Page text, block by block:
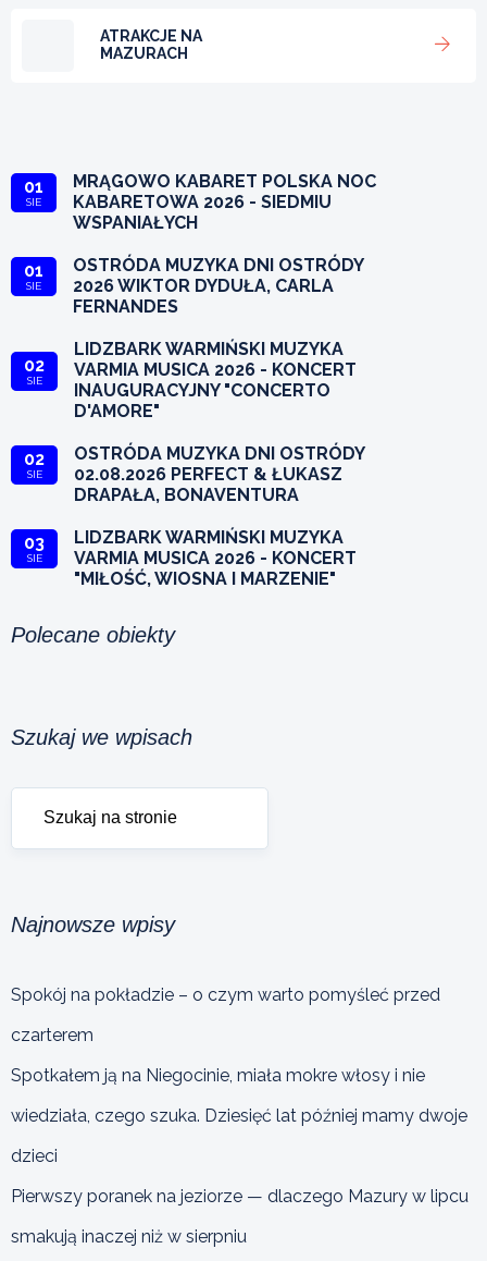
ATRAKCJE NA
MAZURACH
01
SIE
MRĄGOWO KABARET POLSKA NOC
KABARETOWA 2026 - SIEDMIU
WSPANIAŁYCH
01
SIE
OSTRÓDA MUZYKA DNI OSTRÓDY
2026 WIKTOR DYDUŁA, CARLA
FERNANDES
02
SIE
LIDZBARK WARMIŃSKI MUZYKA
VARMIA MUSICA 2026 - KONCERT
INAUGURACYJNY "CONCERTO
D'AMORE"
02
SIE
OSTRÓDA MUZYKA DNI OSTRÓDY
02.08.2026 PERFECT & ŁUKASZ
DRAPAŁA, BONAVENTURA
03
SIE
LIDZBARK WARMIŃSKI MUZYKA
VARMIA MUSICA 2026 - KONCERT
"MIŁOŚĆ, WIOSNA I MARZENIE"
Polecane obiekty
Szukaj we wpisach
Najnowsze wpisy
Spokój na pokładzie – o czym warto pomyśleć przed
czarterem
Spotkałem ją na Niegocinie, miała mokre włosy i nie
wiedziała, czego szuka. Dziesięć lat później mamy dwoje
dzieci
Pierwszy poranek na jeziorze — dlaczego Mazury w lipcu
smakują inaczej niż w sierpniu